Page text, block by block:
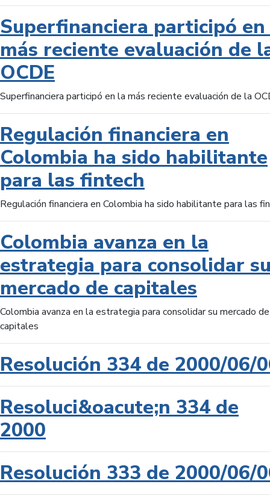
Superfinanciera participó
más reciente evaluación de
OCDE
Superfinanciera participó en la más reciente evaluación de la
Regulación financiera en
Colombia ha sido habilitante
para las fintech
Regulación financiera en Colombia ha sido habilitante para las
Colombia avanza en la
estrategia para consolidar
mercado de capitales
Colombia avanza en la estrategia para consolidar su mercado de
capitales
Resolución 334 de 2000/06/
Resoluci&oacute;n 334 de
2000
Resolución 333 de 2000/06/